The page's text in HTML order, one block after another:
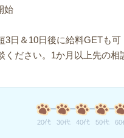
始
日＆10日後に給料GETも可
ください。1か月以上先の相
20代 30代 40代 50代 60